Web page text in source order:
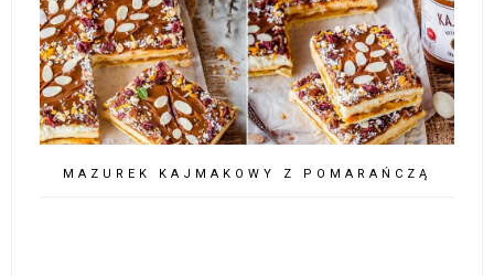
MAZUREK KAJMAKOWY Z POMARAŃCZĄ